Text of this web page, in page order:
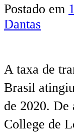
Postado em
Dantas
A taxa de
Brasil
de 2020.
College de